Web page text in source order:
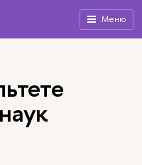
Меню